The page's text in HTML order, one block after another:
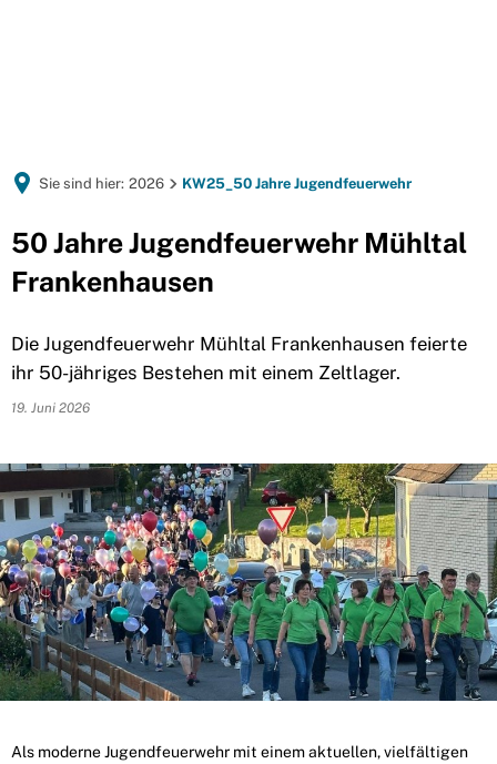
Sie sind hier: 2026 KW25_50 Jahre Jugendfeuerwehr
50 Jahre Jugendfeuerwehr Mühltal
Frankenhausen
Die Jugendfeuerwehr Mühltal Frankenhausen feierte
ihr 50-jähriges Bestehen mit einem Zeltlager.
19. Juni 2026
Als moderne Jugendfeuerwehr mit einem aktuellen, vielfältigen